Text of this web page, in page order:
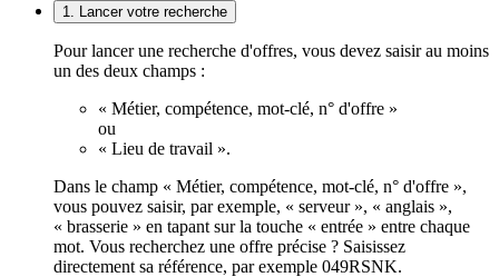
1. Lancer votre recherche
Pour lancer une recherche d'offres, vous devez saisir au moins
un des deux champs :
« Métier, compétence, mot-clé, n° d'offre »
ou
« Lieu de travail ».
Dans le champ « Métier, compétence, mot-clé, n° d'offre »,
vous pouvez saisir, par exemple, « serveur », « anglais »,
« brasserie » en tapant sur la touche « entrée » entre chaque
mot. Vous recherchez une offre précise ? Saisissez
directement sa référence, par exemple 049RSNK.